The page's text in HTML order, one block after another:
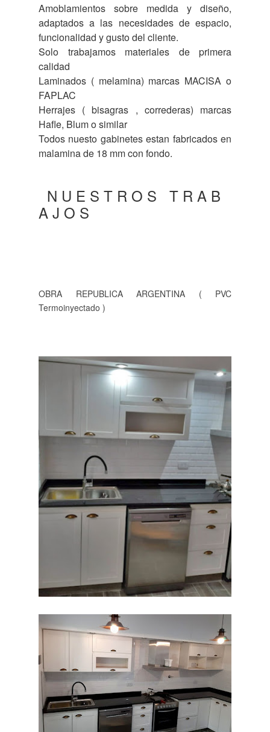
Amoblamientos sobre medida y diseño,
adaptados a las necesidades de espacio,
funcionalidad y gusto del cliente.
Solo trabajamos materiales de primera
calidad
Laminados ( melamina) marcas MACISA o
FAPLAC
Herrajes ( bisagras , correderas) marcas
Hafle, Blum o similar
Todos nuesto gabinetes estan fabricados en
malamina de 18 mm con fondo.
N U E S T R O S T R A B
A J O S
OBRA REPUBLICA ARGENTINA ( PVC
Termoinyectado )